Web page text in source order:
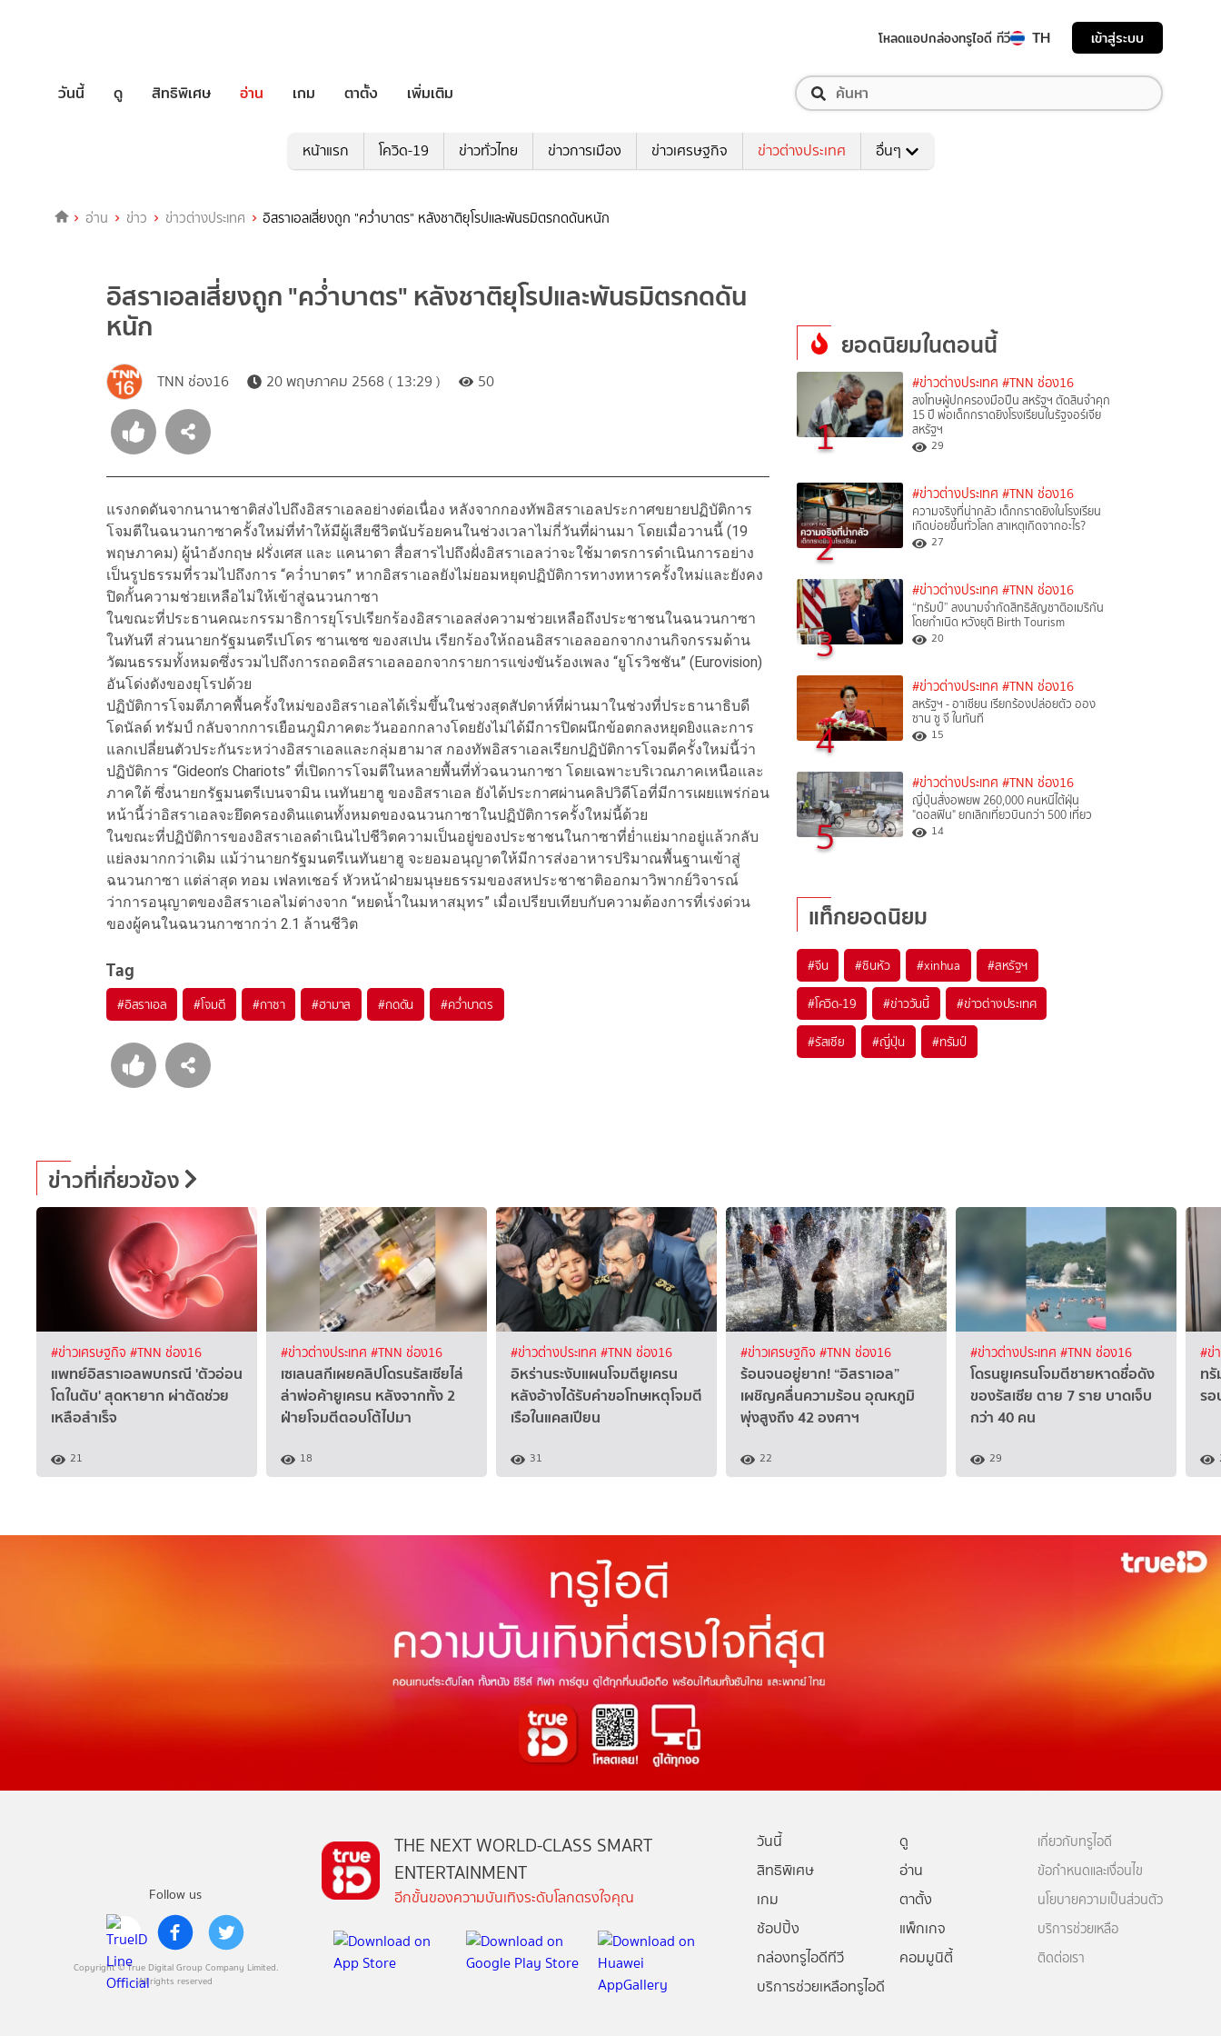
โหลดแอปกล่องทรูไอดี ทีวี TH เข้าสู่ระบบ
วันนี้ ดู สิทธิพิเศษ อ่าน เกม ตาตั้ง เพิ่มเติม
หน้าแรก โควิด-19 ข่าวทั่วไทย ข่าวการเมือง ข่าวเศรษฐกิจ ข่าวต่างประเทศ อื่นๆ
อ่าน ข่าว ข่าวต่างประเทศ อิสราเอลเสี่ยงถูก "คว่ำบาตร" หลังชาติยุโรปและพันธมิตรกดดันหนัก
อิสราเอลเสี่ยงถูก "คว่ำบาตร" หลังชาติยุโรปและพันธมิตรกดดัน
หนัก
TNN ช่อง16 20 พฤษภาคม 2568 ( 13:29 ) 50
แรงกดดันจากนานาชาติส่งไปถึงอิสราเอลอย่างต่อเนื่อง หลังจากกองทัพอิสราเอลประกาศขยายปฏิบัติการ
โจมตีในฉนวนกาซาครั้งใหม่ที่ทำให้มีผู้เสียชีวิตนับร้อยคนในช่วงเวลาไม่กี่วันที่ผ่านมา โดยเมื่อวานนี้ (19
พฤษภาคม) ผู้นำอังกฤษ ฝรั่งเศส และ แคนาดา สื่อสารไปถึงฝั่งอิสราเอลว่าจะใช้มาตรการดำเนินการอย่าง
เป็นรูปธรรมที่รวมไปถึงการ “คว่ำบาตร” หากอิสราเอลยังไม่ยอมหยุดปฏิบัติการทางทหารครั้งใหม่และยังคง
ปิดกั้นความช่วยเหลือไม่ให้เข้าสู่ฉนวนกาซา
ในขณะที่ประธานคณะกรรมาธิการยุโรปเรียกร้องอิสราเอลส่งความช่วยเหลือถึงประชาชนในฉนวนกาซา
ในทันที ส่วนนายกรัฐมนตรีเปโดร ซานเชซ ของสเปน เรียกร้องให้ถอนอิสราเอลออกจากงานกิจกรรมด้าน
วัฒนธรรมทั้งหมดซึ่งรวมไปถึงการถอดอิสราเอลออกจากรายการแข่งขันร้องเพลง “ยูโรวิชชัน” (Eurovision)
อันโด่งดังของยุโรปด้วย
ปฏิบัติการโจมตีภาคพื้นครั้งใหม่ของอิสราเอลได้เริ่มขึ้นในช่วงสุดสัปดาห์ที่ผ่านมาในช่วงที่ประธานาธิบดี
โดนัลด์ ทรัมป์ กลับจากการเยือนภูมิภาคตะวันออกกลางโดยยังไม่ได้มีการปิดผนึกข้อตกลงหยุดยิงและการ
แลกเปลี่ยนตัวประกันระหว่างอิสราเอลและกลุ่มฮามาส กองทัพอิสราเอลเรียกปฏิบัติการโจมตีครั้งใหม่นี้ว่า
ปฏิบัติการ “Gideon’s Chariots” ที่เปิดการโจมตีในหลายพื้นที่ทั่วฉนวนกาซา โดยเฉพาะบริเวณภาคเหนือและ
ภาคใต้ ซึ่งนายกรัฐมนตรีเบนจามิน เนทันยาฮู ของอิสราเอล ยังได้ประกาศผ่านคลิปวิดีโอที่มีการเผยแพร่ก่อน
หน้านี้ว่าอิสราเอลจะยึดครองดินแดนทั้งหมดของฉนวนกาซาในปฏิบัติการครั้งใหม่นี้ด้วย
ในขณะที่ปฏิบัติการของอิสราเอลดำเนินไปชีวิตความเป็นอยู่ของประชาชนในกาซาที่ย่ำแย่มากอยู่แล้วกลับ
แย่ลงมากกว่าเดิม แม้ว่านายกรัฐมนตรีเนทันยาฮู จะยอมอนุญาตให้มีการส่งอาหารปริมาณพื้นฐานเข้าสู่
ฉนวนกาซา แต่ล่าสุด ทอม เฟลทเชอร์ หัวหน้าฝ่ายมนุษยธรรมของสหประชาชาติออกมาวิพากย์วิจารณ์
ว่าการอนุญาตของอิสราเอลไม่ต่างจาก “หยดน้ำในมหาสมุทร” เมื่อเปรียบเทียบกับความต้องการที่เร่งด่วน
ของผู้คนในฉนวนกาซากว่า 2.1 ล้านชีวิต
Tag
#อิสราเอล #โจมตี #กาซา #ฮามาส #กดดัน #คว่ำบาตร
ยอดนิยมในตอนนี้
1
#ข่าวต่างประเทศ #TNN ช่อง16
ลงโทษผู้ปกครองมือปืน สหรัฐฯ ตัดสินจำคุก
15 ปี พ่อเด็กกราดยิงโรงเรียนในรัฐจอร์เจีย
สหรัฐฯ
29
2
#ข่าวต่างประเทศ #TNN ช่อง16
ความจริงที่น่ากลัว เด็กกราดยิงในโรงเรียน
เกิดบ่อยขึ้นทั่วโลก สาเหตุเกิดจากอะไร?
27
3
#ข่าวต่างประเทศ #TNN ช่อง16
“ทรัมป์” ลงนามจำกัดสิทธิสัญชาติอเมริกัน
โดยกำเนิด หวังยุติ Birth Tourism
20
4
#ข่าวต่างประเทศ #TNN ช่อง16
สหรัฐฯ - อาเซียน เรียกร้องปล่อยตัว ออง
ซาน ซู จี ในทันที
15
5
#ข่าวต่างประเทศ #TNN ช่อง16
ญี่ปุ่นสั่งอพยพ 260,000 คนหนีไต้ฝุ่น
"ดอลฟิน" ยกเลิกเที่ยวบินกว่า 500 เที่ยว
14
แท็กยอดนิยม
#จีน #ซินหัว #xinhua #สหรัฐฯ
#โควิด-19 #ข่าววันนี้ #ข่าวต่างประเทศ
#รัสเซีย #ญี่ปุ่น #ทรัมป์
ข่าวที่เกี่ยวข้อง
#ข่าวเศรษฐกิจ #TNN ช่อง16
แพทย์อิสราเอลพบกรณี 'ตัวอ่อน
โตในตับ' สุดหายาก ผ่าตัดช่วย
เหลือสำเร็จ
21
#ข่าวต่างประเทศ #TNN ช่อง16
เซเลนสกีเผยคลิปโดรนรัสเซียไล่
ล่าพ่อค้ายูเครน หลังจากทั้ง 2
ฝ่ายโจมตีตอบโต้ไปมา
18
#ข่าวต่างประเทศ #TNN ช่อง16
อิหร่านระงับแผนโจมตียูเครน
หลังอ้างได้รับคำขอโทษเหตุโจมตี
เรือในแคสเปียน
31
#ข่าวเศรษฐกิจ #TNN ช่อง16
ร้อนจนอยู่ยาก! “อิสราเอล”
เผชิญคลื่นความร้อน อุณหภูมิ
พุ่งสูงถึง 42 องศาฯ
22
#ข่าวต่างประเทศ #TNN ช่อง16
โดรนยูเครนโจมตีชายหาดชื่อดัง
ของรัสเซีย ตาย 7 ราย บาดเจ็บ
กว่า 40 คน
29
#ข่
ทรั
รอ
Follow us
Copyright © True Digital Group Company Limited.
All rights reserved
THE NEXT WORLD-CLASS SMART
ENTERTAINMENT
อีกขั้นของความบันเทิงระดับโลกตรงใจคุณ
วันนี้
ดู
สิทธิพิเศษ
อ่าน
เกม
ตาตั้ง
ช้อปปิ้ง
แพ็กเกจ
กล่องทรูไอดีทีวี
คอมมูนิตี้
บริการช่วยเหลือทรูไอดี
เกี่ยวกับทรูไอดี
ข้อกำหนดและเงื่อนไข
นโยบายความเป็นส่วนตัว
บริการช่วยเหลือ
ติดต่อเรา